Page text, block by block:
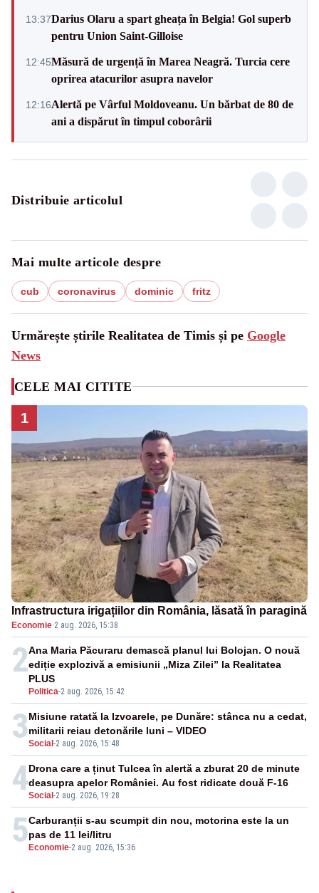
13:37Darius Olaru a spart gheața în Belgia! Gol superb
pentru Union Saint-Gilloise
12:45Măsură de urgență în Marea Neagră. Turcia cere
oprirea atacurilor asupra navelor
12:16Alertă pe Vârful Moldoveanu. Un bărbat de 80 de
ani a dispărut în timpul coborârii
Distribuie articolul
Mai multe articole despre
cub coronavirus dominic fritz
Urmărește știrile Realitatea de Timis și pe Google
News
CELE MAI CITITE
1
Infrastructura irigațiilor din România, lăsată în paragină
Economie·2 aug. 2026, 15:38
2
Politica-2 aug. 2026, 15:42
Ana Maria Păcuraru demască planul lui Bolojan. O nouă
ediție explozivă a emisiunii „Miza Zilei” la Realitatea
PLUS
3Social -2 aug. 2026, 15:48
Misiune ratată la Izvoarele, pe Dunăre: stânca nu a cedat,
militarii reiau detonările luni – VIDEO
4Social -2 aug. 2026, 19:28
Drona care a ținut Tulcea în alertă a zburat 20 de minute
deasupra apelor României. Au fost ridicate două F-16
5 Economie-2 aug. 2026, 15:36
Carburanții s-au scumpit din nou, motorina este la un
pas de 11 lei/litru